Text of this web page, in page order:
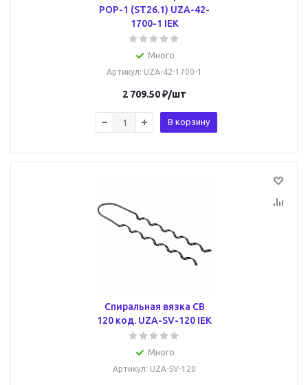
РОР-1 (ST26.1) UZA-42-
1700-1 IEK
Много
Артикул: UZA-42-1700-1
2 709.50₽/шт
В корзину
Спиральная вязка СВ
120 код. UZA-SV-120 IEK
Много
Артикул: UZA-SV-120